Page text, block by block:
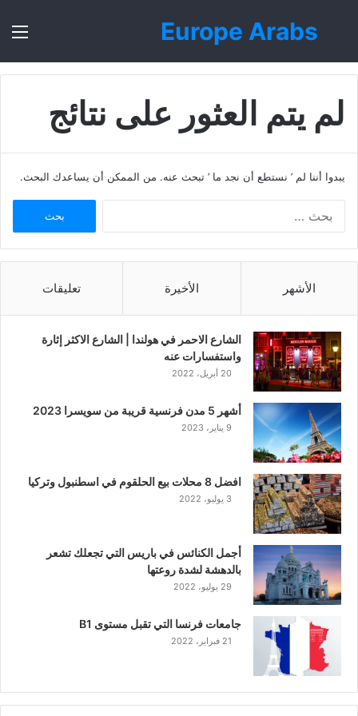
Europe Arabs
بحث
لم يتم العثور على نتائج
يبدوا أننا لم ’ نستطع أن نجد ما ’ تبحث عنه. من الممكن أن يساعدك البحث.
الأشهر الأخيرة تعليقات
الشارع الاحمر في هولندا | الشارع الاكثر إثارة
واستفسارات عنه
20 أبريل، 2022
أشهر 5 مدن فرنسية قريبة من سويسرا 2023
9 يناير، 2023
افضل 8 محلات بيع الحلقوم في اسطنبول وتركيا
3 يوليو، 2022
أجمل الكنائس في باريس التي تجعلك تشعر
بالدهشة لشدة روعتها
29 يوليو، 2022
جامعات فرنسا التي تقبل مستوى B1
21 فبراير، 2022